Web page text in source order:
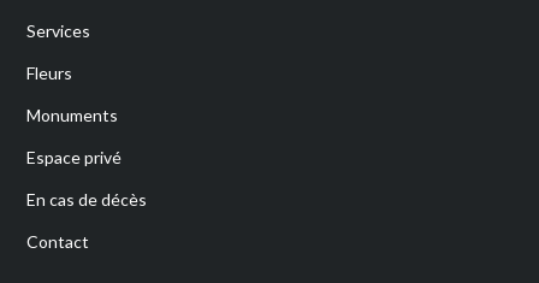
Services
Fleurs
Monuments
Espace privé
En cas de décès
Contact